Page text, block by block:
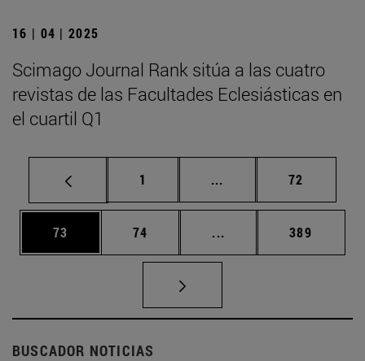
16 | 04 | 2025
Scimago Journal Rank sitúa a las cuatro
revistas de las Facultades Eclesiásticas en
el cuartil Q1
Página
1 ... Páginas intermedias
Página
72
Página
73 Página
74 ... Páginas intermedias
Página
389
BUSCADOR NOTICIAS